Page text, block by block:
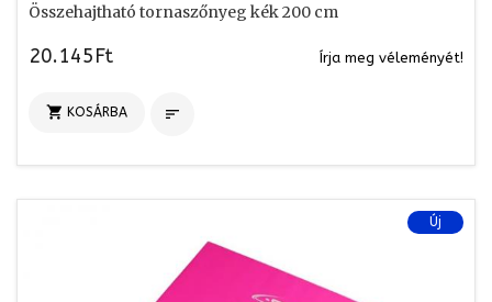
Összehajtható tornaszőnyeg kék 200 cm
20.145Ft Írja meg véleményét!
 KOSÁRBA 
Új